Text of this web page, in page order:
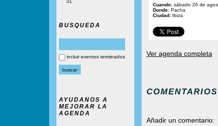
31
BUSQUEDA
incluir eventos terminados
AYUDANOS A
MEJORAR LA
AGENDA
Cuando:sábado 26 de
Donde:Pacha
Ciudad:Ibiza
Ver agenda completa
COMENTARIOS
Añadir un comentario: